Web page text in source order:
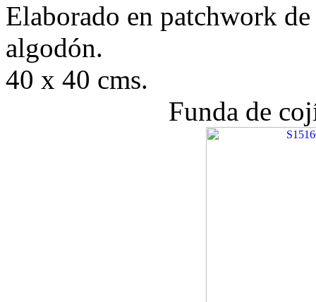
Elaborado en patchwork
algodón.
40 x 40 cms.
Funda de